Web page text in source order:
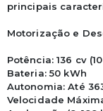
principais
Motorização e
Potência: 136 cv
Bateria: 50 kWh
Autonomia: Até
Velocidade